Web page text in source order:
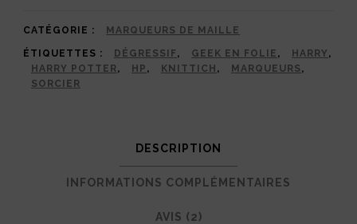
CATÉGORIE : MARQUEURS DE MAILLE
ÉTIQUETTES : DÉGRESSIF , GEEK EN FOLIE , HARRY ,
HARRY POTTER, HP , KNITTICH , MARQUEURS ,
SORCIER
DESCRIPTION
INFORMATIONS COMPLÉMENTAIRES
AVIS (2)